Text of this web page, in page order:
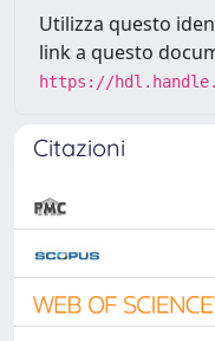
Utilizza questo
link a questo
https://
Citazioni